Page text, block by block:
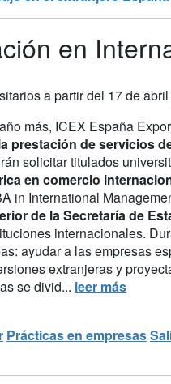
en
a partir del 17 de
más, ICEX España
prestación de servicios
solicitar titulados
en comercio
in International
de la Secretaría de
internacionales.
ayudar a las empresas
extranjeras y
se divid... leer más
Prácticas en empresas